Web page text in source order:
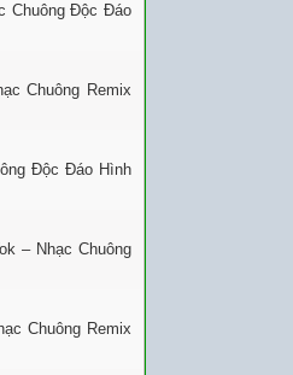
Chuông Độc Đáo
Chuông Remix
Độc Đáo Hình
– Nhạc Chuông
Chuông Remix